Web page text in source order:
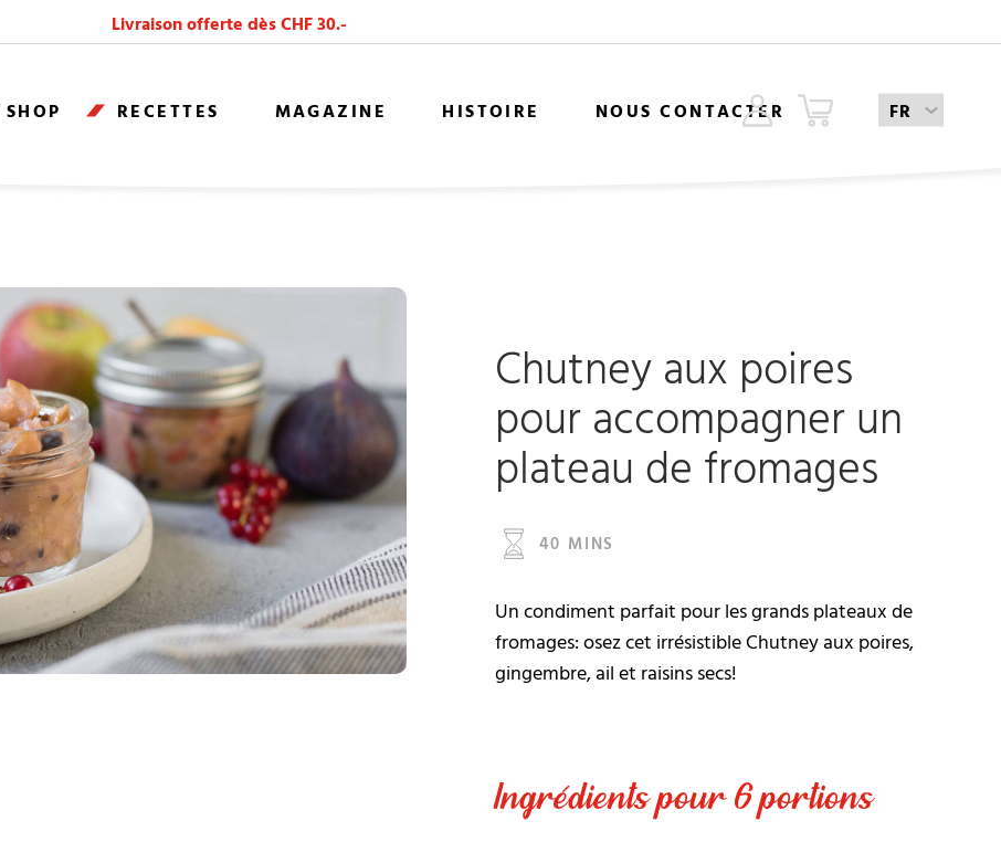
Livraison offerte dès CHF 30.-
RECETTES MAGAZINE HISTOIRE NOUS CONTACTER
UN PLATEAU DE FROMAGES
Chutney aux poires
pour accompagner un
plateau de fromages
40 MINS
Un condiment parfait pour les grands plateaux de
fromages: osez cet irrésistible Chutney aux poires,
gingembre, ail et raisins secs!
Ingrédients pour 6 portions